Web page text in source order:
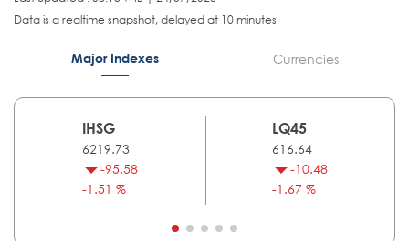
Data is a realtime snapshot, delayed at 10 minutes
Major Indexes Currencies
IHSG
6219.73
-95.58
-1.51 %
LQ45
616.64
-10.48
-1.67 %